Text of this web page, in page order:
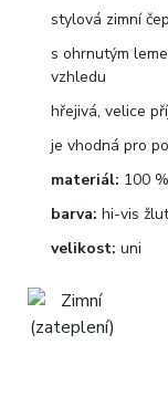
stylová zimní
s ohrnutým
vzhledu
hřejivá, velice
je vhodná pro
materiál: 100
barva: hi-vis
velikost: uni